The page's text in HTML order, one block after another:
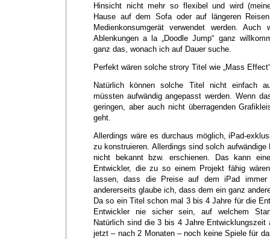
Hinsicht nicht mehr so flexibel und wird
Hause auf dem Sofa oder auf längeren
Medienkonsumgerät verwendet werden.
Ablenkungen a la „Doodle Jump“ ganz
ganz das, wonach ich auf Dauer suche.
Perfekt wären solche strory Titel wie „Mass
Natürlich können solche Titel nicht einfach
müssten aufwändig angepasst werden. Wenn
geringen, aber auch nicht überragenden
geht.
Allerdings wäre es durchaus möglich, iPad-
zu konstruieren. Allerdings sind solch
nicht bekannt bzw. erschienen. Das kann
Entwickler, die zu so einem Projekt fähig
lassen, dass die Preise auf dem iPad
andererseits glaube ich, dass dem ein ganz
Da so ein Titel schon mal 3 bis 4 Jahre für die
Entwickler nie sicher sein, auf welchem
Natürlich sind die 3 bis 4 Jahre Entwicklungszeit
jetzt – nach 2 Monaten – noch keine Spiele für